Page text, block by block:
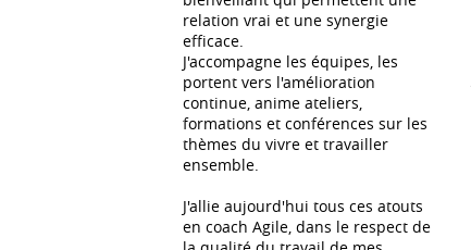
relation vrai et une synergie
efficace.
J'accompagne les équipes, les
portent vers l'amélioration
continue, anime ateliers,
formations et conférences sur les
thèmes du vivre et travailler
ensemble.
J'allie aujourd'hui tous ces atouts
en coach Agile, dans le respect de